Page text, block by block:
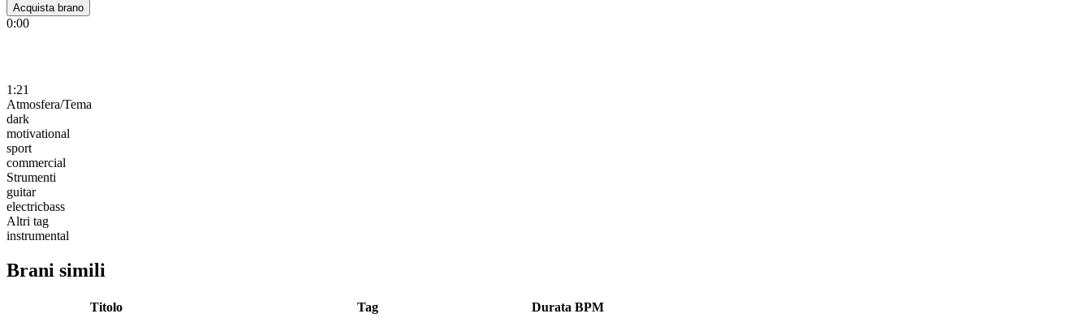
Acquista brano
0:00
1:21
Atmosfera/Tema
dark
motivational
sport
commercial
Strumenti
guitar
electricbass
Altri tag
instrumental
Brani simili
Titolo Tag Durata BPM